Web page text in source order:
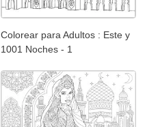
Colorear para Adultos : Este y
1001 Noches - 1